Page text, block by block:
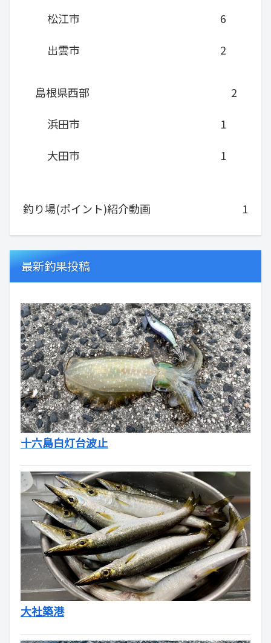
松江市
6
出雲市
2
島根県西部
2
浜田市
1
大田市
1
釣り場(ポイント)紹介動画 1
最新釣果投稿
十六島白灯台波止
大社築港